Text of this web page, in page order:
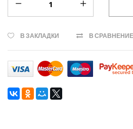
В ЗАКЛАДКИ В СРАВНЕНИЕ